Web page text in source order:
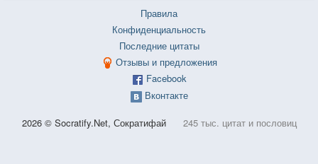
Правила
Конфиденциальность
Последние цитаты
Отзывы и предложения
Facebook
Вконтакте
2026 © Socratify.Net, Сократифай 245 тыс. цитат и пословиц